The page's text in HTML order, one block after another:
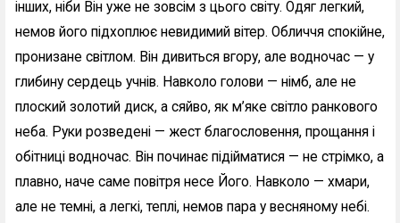
інших, ніби Він уже не зовсім з цього світу. Одяг легкий,
немов його підхоплює невидимий вітер. Обличчя спокійне,
пронизане світлом. Він дивиться вгору, але водночас — у
глибину сердець учнів. Навколо голови — німб, але не
плоский золотий диск, а сяйво, як м’яке світло ранкового
неба. Руки розведені — жест благословення, прощання і
обітниці водночас. Він починає підійматися — не стрімко, а
плавно, наче саме повітря несе Його. Навколо — хмари,
але не темні, а легкі, теплі, немов пара у весняному небі.